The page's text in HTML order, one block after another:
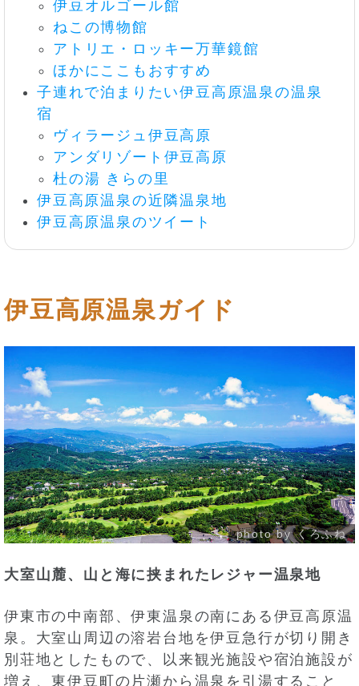
伊豆オルゴール館
ねこの博物館
アトリエ・ロッキー万華鏡館
ほかにここもおすすめ
子連れで泊まりたい伊豆高原温泉の温泉
宿
ヴィラージュ伊豆高原
アンダリゾート伊豆高原
杜の湯 きらの里
伊豆高原温泉の近隣温泉地
伊豆高原温泉のツイート
伊豆高原温泉ガイド
photo byくろふね
大室山麓、山と海に挟まれたレジャー温泉地
伊東市の中南部、伊東温泉の南にある伊豆高原温
泉。大室山周辺の溶岩台地を伊豆急行が切り開き
別荘地としたもので、以来観光施設や宿泊施設が
増え、東伊豆町の片瀬から温泉を引湯すること